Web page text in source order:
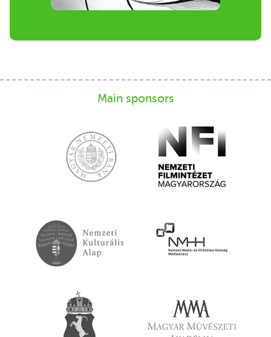
Main sponsors